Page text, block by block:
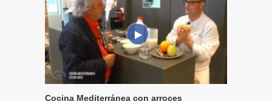
Cocina Mediterránea con arroces